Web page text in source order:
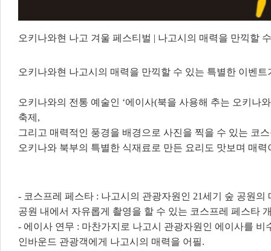
오키나와현 나고 겨울 페스티벌 | 나고시의 매력을 만끽할
오키나와현 나고시의 매력을 만끽할 수 있는 특별한 이벤
오키나와의 전통 예술인 ‘에이사(북을 사용해 추는 오키나
축제,
그리고 매력적인 풍경을 배경으로 사진을 찍을 수 있는 코
오키나와 북부의 특별한 식재료로 만든 요리도 맛보며 매
- 코스프레 페스타 : 나고시의 관광자원인 21세기 숲 공원
공원 내에서 자유롭게 촬영을 할 수 있는 코스프레 페스타
- 에이사 연무 : 마찬가지로 나고시 관광자원인 에이사를 비
인바운드 관광객에게 나고시의 매력을 어필.